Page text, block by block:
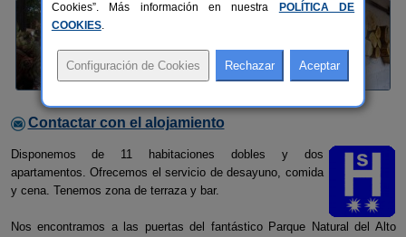
Contactar con el alojamiento
Disponemos de 11 habitaciones dobles y dos
apartamentos. Ofrecemos el servicio de desayuno, comida
y cena. Tenemos zona de terraza y bar.
Nos encontramos a las puertas del fantástico Parque Natural del Alto
Cookies”. Más información en nuestra
POLÍTICA DE
COOKIES.